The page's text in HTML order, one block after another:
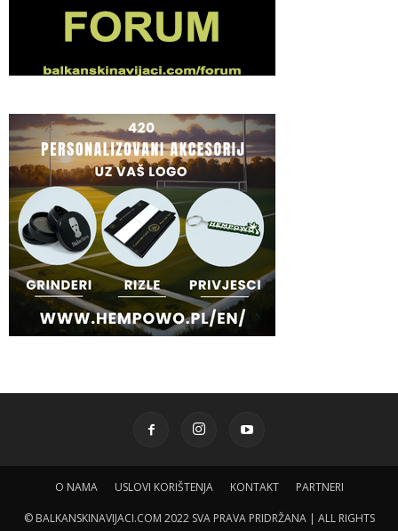
O NAMA USLOVI KORIŠTENJA KONTAKT PARTNERI
© BALKANSKINAVIJACI.COM 2022 SVA PRAVA PRIDRŽANA | ALL RIGHTS